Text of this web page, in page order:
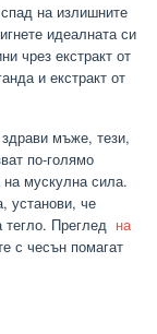
на излишните
идеалната си
чрез екстракт от
и екстракт от
мъже, тези,
по-голямо
на мускулна сила.
установи, че
тегло. Преглед на
с чесън помагат